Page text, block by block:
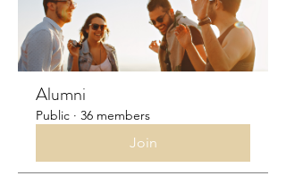
Alumni
Public · 36 members
Join